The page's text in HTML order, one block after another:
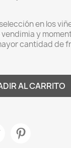
en los
y
cantidad de
AL CARRITO